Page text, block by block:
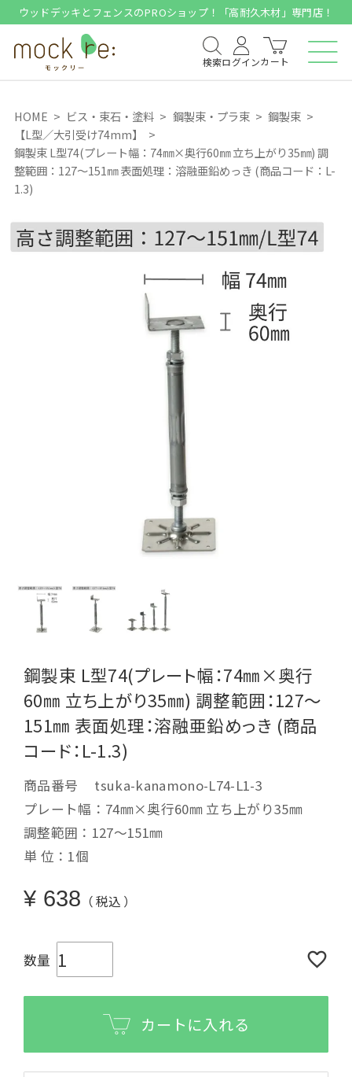
ウッドデッキとフェンスのPROショップ！「高耐久木材」専門店！
検索ログインカート
HOME ビス・束石・塗料 鋼製束・プラ束
鋼製束
【L型／大引受け74mm】
鋼製束 L型74(プレート幅：74㎜×奥行60㎜ 立ち上がり35㎜) 調
整範囲：127～151㎜ 表面処理：溶融亜鉛めっき (商品コード：L-
1.3)
鋼製束 L型74(プレート幅：74㎜×奥行
60㎜ 立ち上がり35㎜) 調整範囲：127～
151㎜ 表面処理：溶融亜鉛めっき (商品
コード：L-1.3)
商品番号
tsuka-kanamono-L74-L1-3
プレート幅：74㎜×奥行60㎜ 立ち上がり35㎜
調整範囲：127～151㎜
単 位：1個
¥ 638 税込
カートに入れる